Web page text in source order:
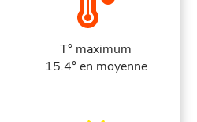
T° maximum
15.4° en moyenne